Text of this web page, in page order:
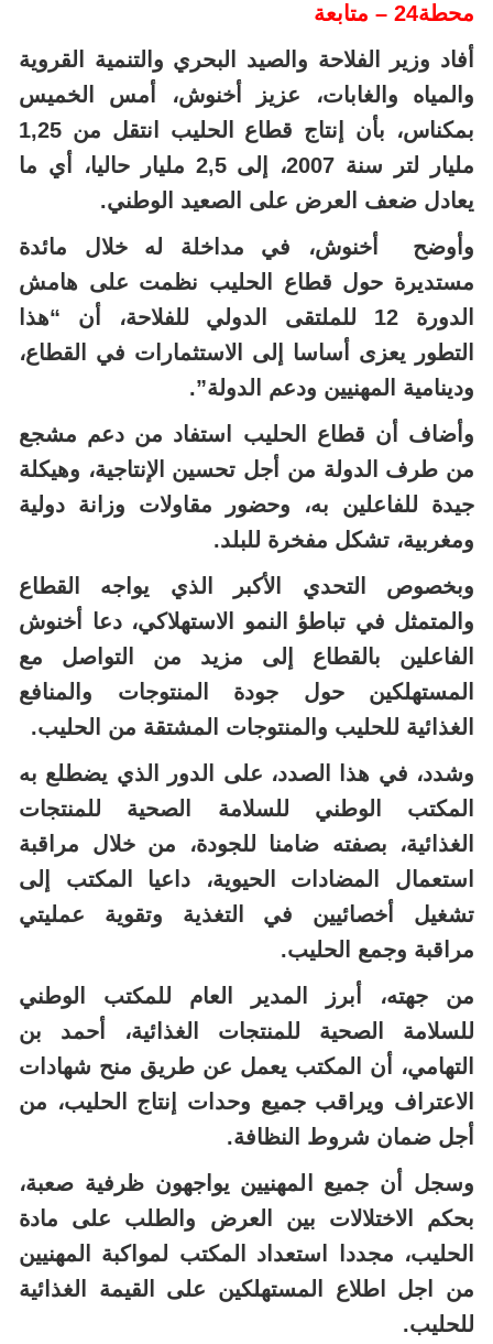
محطة24 – متابعة
أفاد وزير الفلاحة والصيد البحري والتنمية القروية
والمياه والغابات، عزيز أخنوش، أمس الخميس
بمكناس، بأن إنتاج قطاع الحليب انتقل من 1,25
مليار لتر سنة 2007، إلى 2,5 مليار حاليا، أي ما
يعادل ضعف العرض على الصعيد الوطني.
وأوضح أخنوش، في مداخلة له خلال مائدة
مستديرة حول قطاع الحليب نظمت على هامش
الدورة 12 للملتقى الدولي للفلاحة، أن “هذا
التطور يعزى أساسا إلى الاستثمارات في القطاع،
ودينامية المهنيين ودعم الدولة”.
وأضاف أن قطاع الحليب استفاد من دعم مشجع
من طرف الدولة من أجل تحسين الإنتاجية، وهيكلة
جيدة للفاعلين به، وحضور مقاولات وزانة دولية
ومغربية، تشكل مفخرة للبلد.
وبخصوص التحدي الأكبر الذي يواجه القطاع
والمتمثل في تباطؤ النمو الاستهلاكي، دعا أخنوش
الفاعلين بالقطاع إلى مزيد من التواصل مع
المستهلكين حول جودة المنتوجات والمنافع
الغذائية للحليب والمنتوجات المشتقة من الحليب.
وشدد، في هذا الصدد، على الدور الذي يضطلع به
المكتب الوطني للسلامة الصحية للمنتجات
الغذائية، بصفته ضامنا للجودة، من خلال مراقبة
استعمال المضادات الحيوية، داعيا المكتب إلى
تشغيل أخصائيين في التغذية وتقوية عمليتي
مراقبة وجمع الحليب.
من جهته، أبرز المدير العام للمكتب الوطني
للسلامة الصحية للمنتجات الغذائية، أحمد بن
التهامي، أن المكتب يعمل عن طريق منح شهادات
الاعتراف ويراقب جميع وحدات إنتاج الحليب، من
أجل ضمان شروط النظافة.
وسجل أن جميع المهنيين يواجهون ظرفية صعبة،
بحكم الاختلالات بين العرض والطلب على مادة
الحليب، مجددا استعداد المكتب لمواكبة المهنيين
من اجل اطلاع المستهلكين على القيمة الغذائية
للحليب.